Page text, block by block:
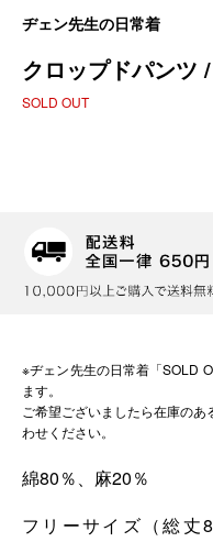
ヂェン先生の日常着
クロップドパンツ
SOLD OUT
※ヂェン先生の日常着「SOLD
ます。
ご希望ございましたら在庫の
わせください。
綿80％、麻20％
フリーサイズ（総